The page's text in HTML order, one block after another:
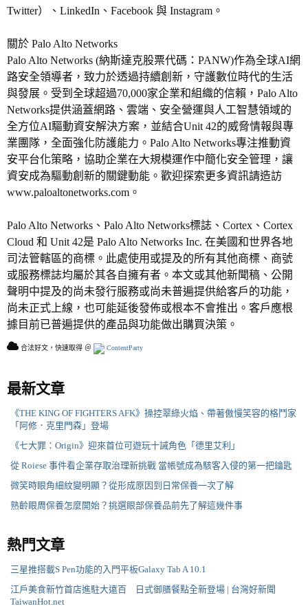
Twitter）、LinkedIn、Facebook 與 Instagram。
關於 Palo Alto Networks
Palo Alto Networks (納斯達克股票代碼：PANW)作為全球AI網
路安全領導者，致力於透過持續創新，守護數位時代的生活
與發展。受到全球超過70,000家企業和組織的信賴，Palo Alto
Networks提供涵蓋網路、雲端、安全營運與人工智慧領域的
全方位AI驅動資安解決方案，並結合Unit 42的威脅情報與專
業團隊，全面強化防護能力。Palo Alto Networks專注推動資
安平台化策略，協助企業在大規模運作中簡化安全管理，讓
資安成為驅動創新的關鍵動能。歡迎探索更多資訊請造訪
www.paloaltonetworks.com。
Palo Alto Networks、Palo Alto Networks標誌、Cortex、Cortex
Cloud 和 Unit 42是 Palo Alto Networks Inc. 在美國和世界各地
司法管轄區的商標。此處使用或提及的所有其他商標、商號
或服務標誌均屬於其各自擁有者。本文或其他新聞稿、公開
聲明中提及的尚未發行服務或尚未普遍提供給客戶的功能，
尚未正式上線，也可能延後發佈或根本不會推出。客戶應根
據目前已普遍提供的產品與功能做出購買決策。
合法好文，快速取得 ＠ ContentParty
最新文章
《THE KING OF FIGHTERS AFK》操控翠綠火焰、帶著傲慢笑容的格鬥家
「阿修．克里門森」登場
《七大罪：Origin》迎來首位可遊玩十誡角色「德里艾利」
從 Roiese 事件看企業存取治理新挑戰 當帳號成為駭客入侵的第一把鑰匙
微笑時眼角細紋變明顯？從形成原因到日常保養一次了解
熟齡眼周保養怎麼開始？挑選眼部保養品前先了解這幾件事
熱門文章
三星推搭載S Pen功能的入門平板Galaxy Tab A 10.1
江戶美食新竹首店進駐大遠百 日式御膳餐點全新登場 | 台灣好新聞
TaiwanHot.net